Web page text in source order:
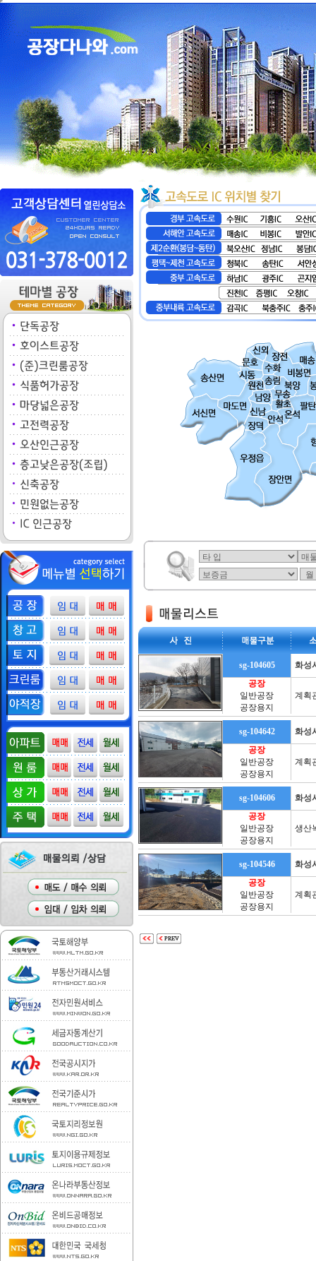
sg-104605
화성
공장
일반공장
공장용지
계획
sg-104642
화성
공장
일반공장
공장용지
계획
sg-104606
화성
공장
일반공장
공장용지
생산
sg-104546
화성
공장
일반공장
공장용지
계획